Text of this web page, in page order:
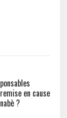
en cause
?